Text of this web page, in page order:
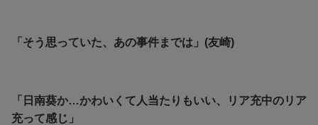
「そう思っていた、あの事件までは」(友崎)
「日南葵か…かわいくて人当たりもいい、リア充中のリア
充って感じ」